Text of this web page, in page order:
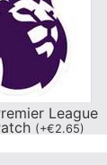
League
(+€2.65)